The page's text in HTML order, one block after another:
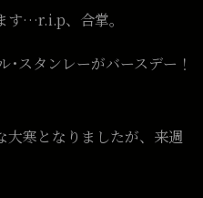
す…r.i.p、合掌。
･スタンレーがバースデー！
大寒となりましたが、来週